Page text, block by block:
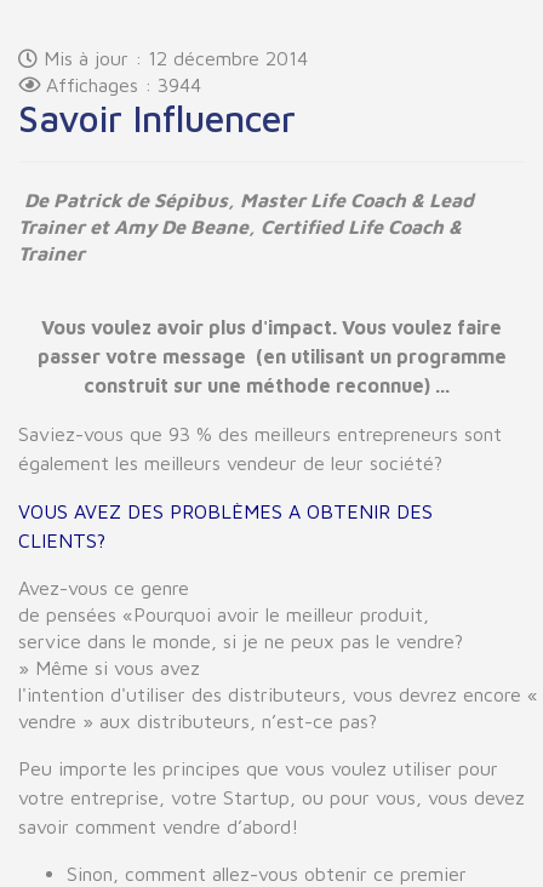
Mis à jour : 12 décembre 2014
Affichages : 3944
Savoir Influencer
De Patrick de Sépibus, Master Life Coach & Lead
Trainer et Amy De Beane, Certified Life Coach &
Trainer
Vous voulez avoir plus d'impact. Vous voulez faire
passer votre message (en utilisant un programme
construit sur une méthode reconnue) ...
Saviez-vous que 93 % des meilleurs entrepreneurs sont
également les meilleurs vendeur de leur société?
VOUS AVEZ DES PROBLÈMES A OBTENIR DES
CLIENTS?
Avez-vous ce genre
de pensées «Pourquoi avoir le meilleur produit,
service dans le monde si je ne peux pas le vendre?
» Même si vous avez
l'intention d'utiliser des distributeurs vous devrez encore «
vendre » aux distributeurs , n’est-ce pas?
Peu importe les principes que vous voulez utiliser pour
votre entreprise, votre Startup, ou pour vous, vous devez
savoir comment vendre d’abord!
Sinon comment allez-vous obtenir ce premier